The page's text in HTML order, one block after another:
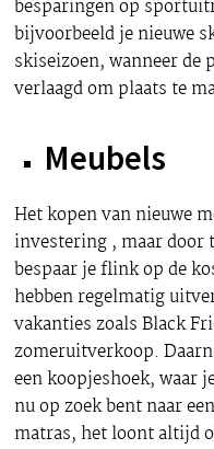
besparingen op
bijvoorbeeld je nieuwe
skiseizoen, wanneer
verlaagd om plaats te
Meubels
Het kopen van nieuwe
investering , maar door
bespaar je flink op de
hebben regelmatig
vakanties zoals Black
zomeruitverkoop.
een koopjeshoek, waar
nu op zoek bent naar
matras, het loont altijd